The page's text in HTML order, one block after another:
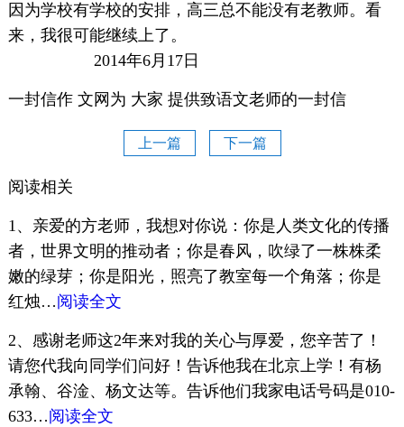
因为学校有学校的安排，高三总不能没有老教师。看
来，我很可能继续上了。
2014年6月17日
一封信作 文网为 大家 提供致语文老师的一封信
上一篇 下一篇
阅读相关
1、亲爱的方老师，我想对你说：你是人类文化的传播
者，世界文明的推动者；你是春风，吹绿了一株株柔
嫩的绿芽；你是阳光，照亮了教室每一个角落；你是
红烛…阅读全文
2、感谢老师这2年来对我的关心与厚爱，您辛苦了！
请您代我向同学们问好！告诉他我在北京上学！有杨
承翰、谷淦、杨文达等。告诉他们我家电话号码是010-
633…阅读全文